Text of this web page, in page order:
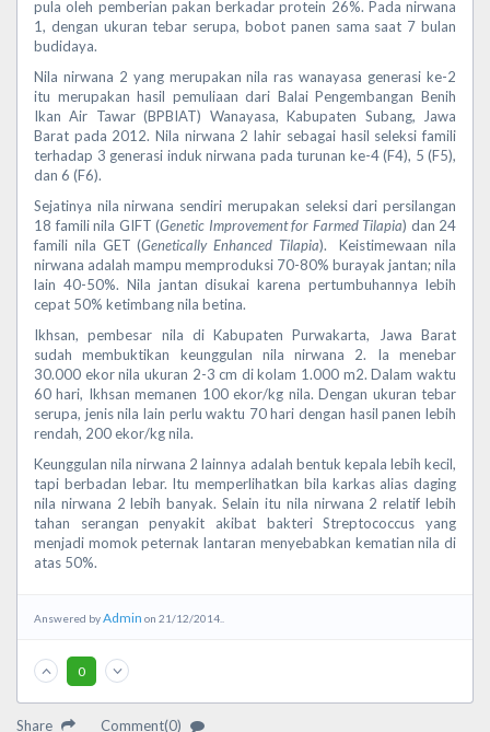
pula oleh pemberian pakan berkadar protein 26%. Pada nirwana
1, dengan ukuran tebar serupa, bobot panen sama saat 7 bulan
budidaya.
Nila nirwana 2 yang merupakan nila ras wanayasa generasi ke-2
itu merupakan hasil pemuliaan dari Balai Pengembangan Benih
Ikan Air Tawar (BPBIAT) Wanayasa, Kabupaten Subang, Jawa
Barat pada 2012. Nila nirwana 2 lahir sebagai hasil seleksi famili
terhadap 3 generasi induk nirwana pada turunan ke-4 (F4), 5 (F5),
dan 6 (F6).
Sejatinya nila nirwana sendiri merupakan seleksi dari persilangan
18 famili nila GIFT (Genetic Improvement for Farmed Tilapia) dan 24
famili nila GET (Genetically Enhanced Tilapia). Keistimewaan nila
nirwana adalah mampu memproduksi 70-80% burayak jantan; nila
lain 40-50%. Nila jantan disukai karena pertumbuhannya lebih
cepat 50% ketimbang nila betina.
Ikhsan, pembesar nila di Kabupaten Purwakarta, Jawa Barat
sudah membuktikan keunggulan nila nirwana 2. Ia menebar
30.000 ekor nila ukuran 2-3 cm di kolam 1.000 m2. Dalam waktu
60 hari, Ikhsan memanen 100 ekor/kg nila. Dengan ukuran tebar
serupa, jenis nila lain perlu waktu 70 hari dengan hasil panen lebih
rendah, 200 ekor/kg nila.
Keunggulan nila nirwana 2 lainnya adalah bentuk kepala lebih kecil,
tapi berbadan lebar. Itu memperlihatkan bila karkas alias daging
nila nirwana 2 lebih banyak. Selain itu nila nirwana 2 relatif lebih
tahan serangan penyakit akibat bakteri Streptococcus yang
menjadi momok peternak lantaran menyebabkan kematian nila di
atas 50%.
Answered byAdmin on 21/12/2014..
0
Share Comment(0)